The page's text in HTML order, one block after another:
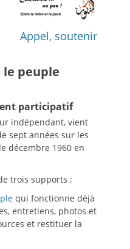
Appel, soutenir
le peuple
participatif
indépendant, vient
sept années sur les
décembre 1960 en
trois supports :
qui fonctionne déjà
entretiens, photos et
et restituer la